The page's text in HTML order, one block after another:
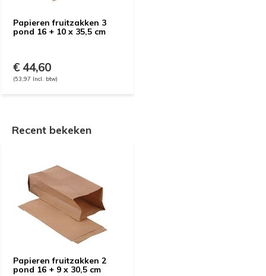
Papieren fruitzakken 3
pond 16 + 10 x 35,5 cm
€ 44,60
(53,97 Incl. btw)
Recent bekeken
Papieren fruitzakken 2
pond 16 + 9 x 30,5 cm